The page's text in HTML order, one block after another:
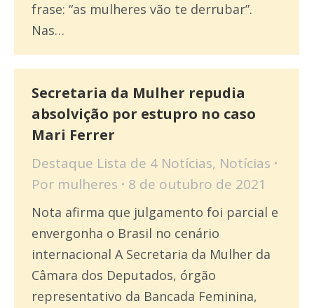
frase: “as mulheres vão te derrubar”.
Nas…
Secretaria da Mulher repudia
absolvição por estupro no caso
Mari Ferrer
Destaque Lista de 4 Notícias, Notícias
Por mulheres 8 de outubro de 2021
Nota afirma que julgamento foi parcial e
envergonha o Brasil no cenário
internacional A Secretaria da Mulher da
Câmara dos Deputados, órgão
representativo da Bancada Feminina,